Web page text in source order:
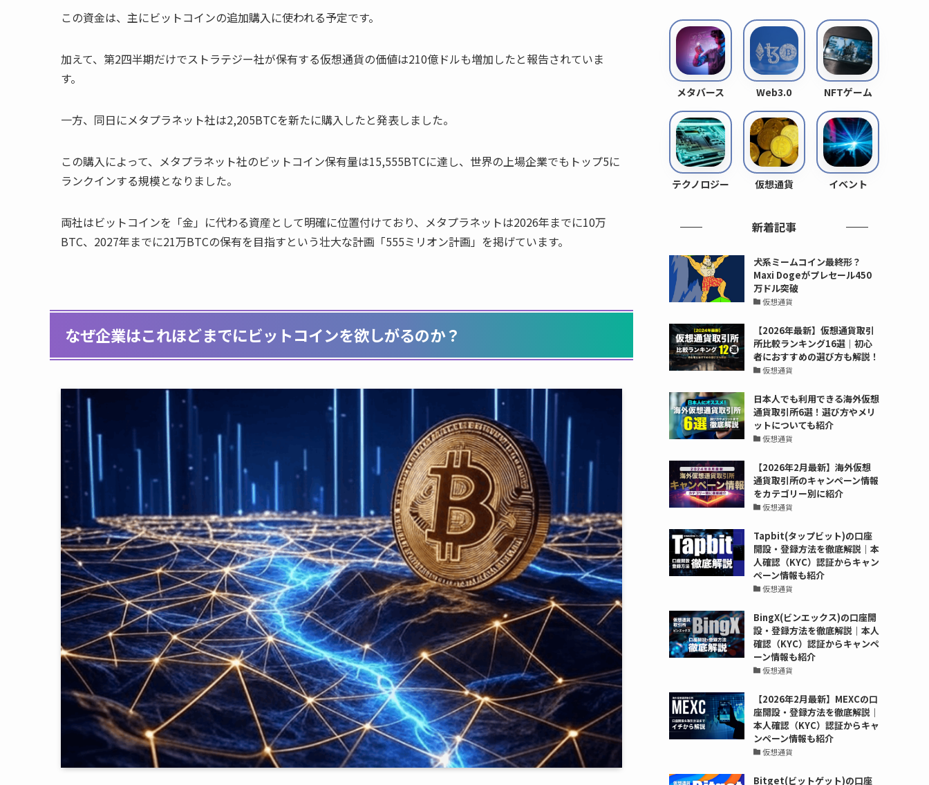
この資金は、主にビットコインの追加購入に使われる予定です。
加えて、第2四半期だけでストラテジー社が保有する仮想通貨の価値は210億ドルも増加したと報告されていま
す。
一方、同日にメタプラネット社は2,205BTCを新たに購入したと発表しました。
この購入によって、メタプラネット社のビットコイン保有量は15,555BTCに達し、世界の上場企業でもトップ5に
ランクインする規模となりました。
両社はビットコインを「金」に代わる資産として明確に位置付けており、メタプラネットは2026年までに10万
BTC、2027年までに21万BTCの保有を目指すという壮大な計画「555ミリオン計画」を掲げています。
なぜ企業はこれほどまでにビットコインを欲しがるのか？
メタバース Web3.0 NFTゲーム
テクノロジー 仮想通貨 イベント
新着記事
犬系ミームコイン最終形？
Maxi Dogeがプレセール450
万ドル突破
仮想通貨
【2026年最新】仮想通貨取引
所比較ランキング16選｜初心
者におすすめの選び方も解説！
仮想通貨
日本人でも利用できる海外仮想
通貨取引所6選！選び方やメリ
ットについても紹介
仮想通貨
【2026年2月最新】海外仮想
通貨取引所のキャンペーン情報
をカテゴリー別に紹介
仮想通貨
Tapbit(タップビット)の口座
開設・登録方法を徹底解説｜本
人確認（KYC）認証からキャン
ペーン情報も紹介
仮想通貨
BingX(ビンエックス)の口座開
設・登録方法を徹底解説｜本人
確認（KYC）認証からキャンペ
ーン情報も紹介
仮想通貨
【2026年2月最新】MEXCの口
座開設・登録方法を徹底解説｜
本人確認（KYC）認証からキャ
ンペーン情報も紹介
仮想通貨
Bitget(ビットゲット)の口座